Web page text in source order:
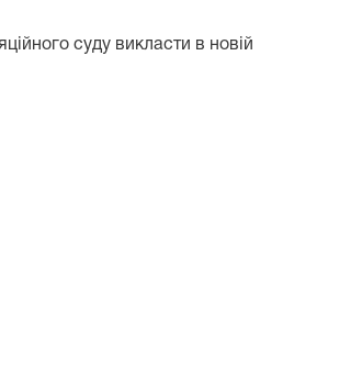
суду викласти в новій